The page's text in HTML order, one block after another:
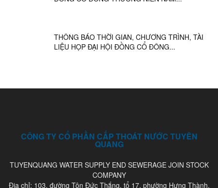
THÔNG BÁO THỜI GIAN, CHƯƠNG TRÌNH, TÀI
LIỆU HỌP ĐẠI HỘI ĐỒNG CỔ ĐÔNG...
CÔNG TY CỔ PHẦN CẤP THOÁT NƯỚC TUYÊN
QUANG
TUYENQUANG WATER SUPPLY END SEWERAGE JOIN STOCK
COMPANY
Địa chỉ: 103, đường Tôn Đức Thắng, tổ 17, phường Hưng Thành,